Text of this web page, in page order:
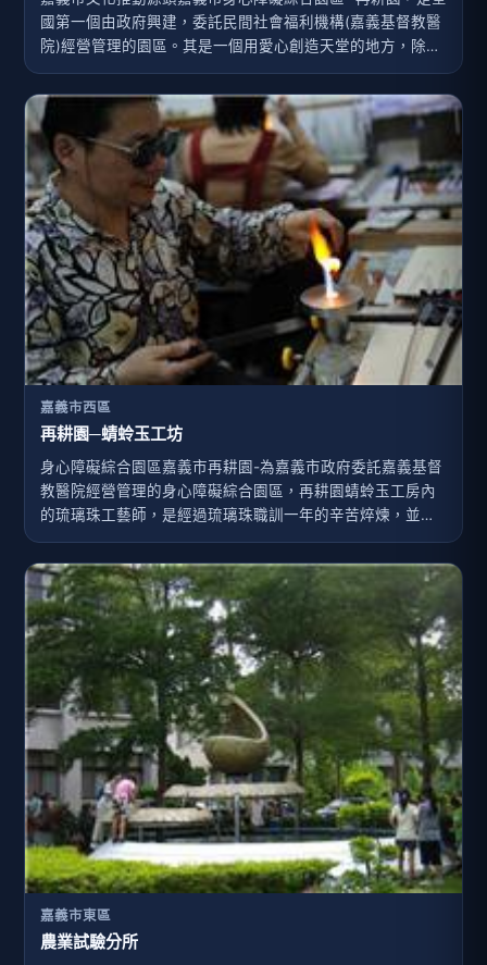
國第一個由政府興建，委託民間社會福利機構(嘉義基督教醫
院)經營管理的園區。其是一個用愛心創造天堂的地方，除了
提供身心障礙者福利服務諮詢、生涯轉銜、職業輔導評量及
職業訓練機會外，更積極在園區內設置各項 庇護工場與商
店，並結合觀光休閒產業，開發身心障礙者就業機會。
嘉義市西區
再耕園─蜻蛉玉工坊
身心障礙綜合園區嘉義市再耕園-為嘉義市政府委託嘉義基督
教醫院經營管理的身心障礙綜合園區，再耕園蜻蛉玉工房內
的琉璃珠工藝師，是經過琉璃珠職訓一年的辛苦焠煉，並獲
嘉義市政府及勞委會的補助，所成立的創作園地。再耕園蜻
蛉玉工房積極開發新款產品，並且與嘉義市政府「台灣京
都」意象結合，將再耕園蜻蛉玉創作成功推向國際，並成為
嘉義的工藝創作代表-「嘉義之珠」。目前有5位工藝師(身心
障礙者)在工房中開發多樣飾品及禮品，近日並開發成功用琉
璃材質製作的簽名筆、項鍊、耳環、別針、相框…等產品，
並正式對外接單生產銷售。景點建造：嘉義市政府委託嘉義
基督教醫院經營管理的身心障礙綜合園區
嘉義市東區
農業試驗分所